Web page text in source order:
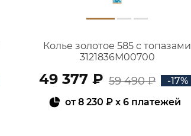
Колье золотое 585 с топазами
3121836М00700
49 377 ₽ 59 490 ₽
-17%
от8 230 ₽x 6 платежей